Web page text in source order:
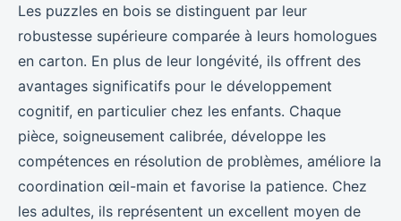
Les puzzles en bois se distinguent par leur
robustesse supérieure comparée à leurs homologues
en carton. En plus de leur longévité, ils offrent des
avantages significatifs pour le développement
cognitif, en particulier chez les enfants. Chaque
pièce, soigneusement calibrée, développe les
compétences en résolution de problèmes, améliore la
coordination œil-main et favorise la patience. Chez
les adultes, ils représentent un excellent moyen de